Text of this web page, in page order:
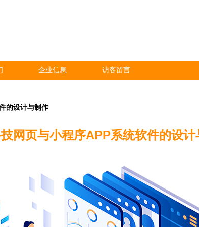
企业信息 访客留言
的设计与制作
网页与小程序APP系统软件的设计